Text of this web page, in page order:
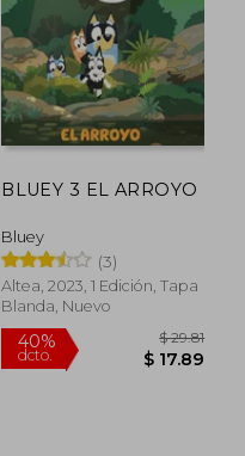
dcto.
BLUEY 3 EL ARROYO
Bluey
(3)
Altea, 2023, 1 Edición, Tapa
Blanda, Nuevo